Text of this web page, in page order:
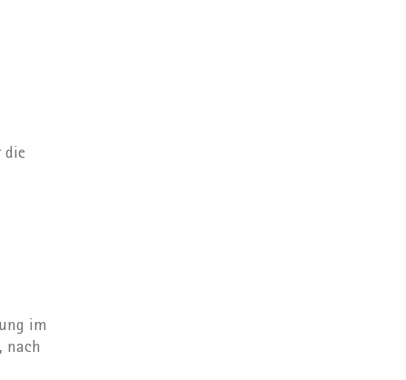
die
im
nach